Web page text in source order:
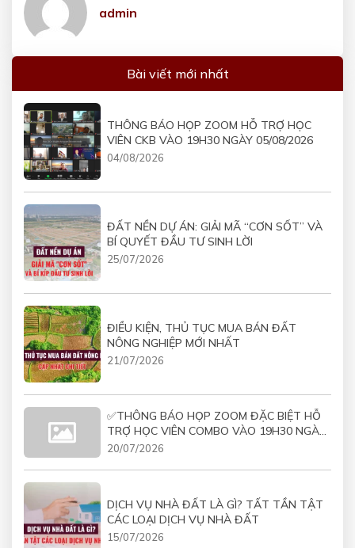
admin
Bài viết mới nhất
THÔNG BÁO HỌP ZOOM HỖ TRỢ HỌC
VIÊN CKB VÀO 19H30 NGÀY 05/08/2026
04/08/2026
ĐẤT NỀN DỰ ÁN: GIẢI MÃ “CƠN SỐT” VÀ
BÍ QUYẾT ĐẦU TƯ SINH LỜI
25/07/2026
ĐIỀU KIỆN, THỦ TỤC MUA BÁN ĐẤT
NÔNG NGHIỆP MỚI NHẤT
21/07/2026
✅THÔNG BÁO HỌP ZOOM ĐẶC BIỆT HỖ
TRỢ HỌC VIÊN COMBO VÀO 19H30 NGÀY
21/07/2026
20/07/2026
DỊCH VỤ NHÀ ĐẤT LÀ GÌ? TẤT TẦN TẬT
CÁC LOẠI DỊCH VỤ NHÀ ĐẤT
15/07/2026